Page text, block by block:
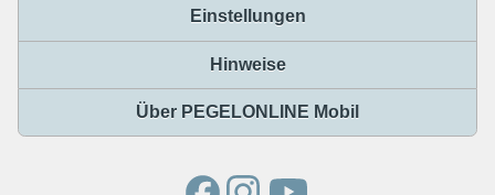
Einstellungen
Hinweise
Über PEGELONLINE Mobil